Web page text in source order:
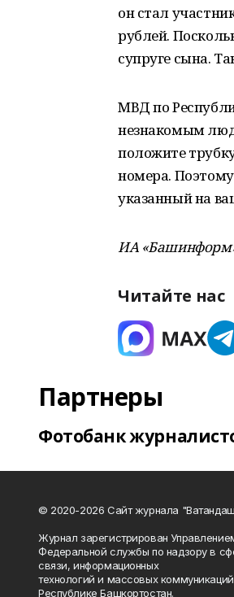
он стал
рублей.
супруге сына.
МВД по
незнакомым
положите
номера.
указанный на
ИА
Читайте нас
Партнеры
Фотобанк
© 2020-2026 Сайт журнала
Журнал зарегистрирован
Федеральной службы по надзору в
связи, информационных
технологий и массовых
Республике Башкортостан.